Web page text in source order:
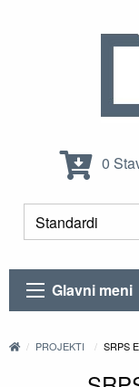
0
Glavni meni
PROJEKTI SRPS